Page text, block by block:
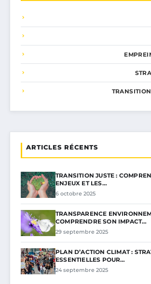
ARTICLES RÉCENTS
TRANSITION JUSTE :
ENJEUX ET LES…
6 octobre 2025
TRANSPARENCE
COMPRENDRE SON IMPACT…
29 septembre 2025
PLAN D’ACTION CLIMAT :
ESSENTIELLES POUR…
24 septembre 2025